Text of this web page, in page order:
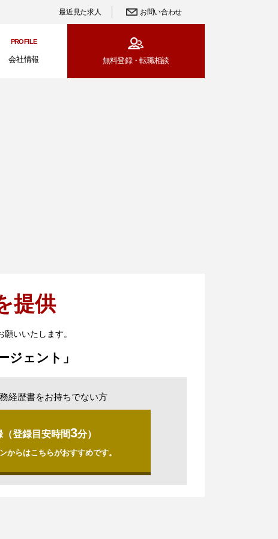
最近見た求人 お問い合わせ
PROFILE
会社情報 無料登録・転職相談
提供
いいたします。
ジェント」
経歴書をお持ちでない方
（登録目安時間3分）
からはこちらがおすすめです。